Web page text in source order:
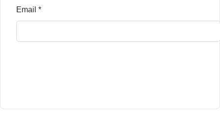
Email *